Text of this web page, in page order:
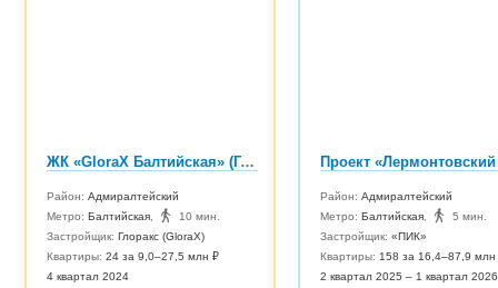
ЖК «GloraX Балтийская» (Глоракс Балтийская)
Район:Адмиралтейский
Метро: Балтийская
10 мин.
Застройщик:Глоракс (GloraX)
Квартиры:24 за 9,0–27,5 млн ₽
4 квартал 2024
Проект «Лермонтовский
Район: Адмиралтейский
Метро: Балтийская,
5 мин.
Застройщик: «ПИК»
Квартиры: 158 за 16,4–87,9 млн
2 квартал 2025 – 1 квартал 2026